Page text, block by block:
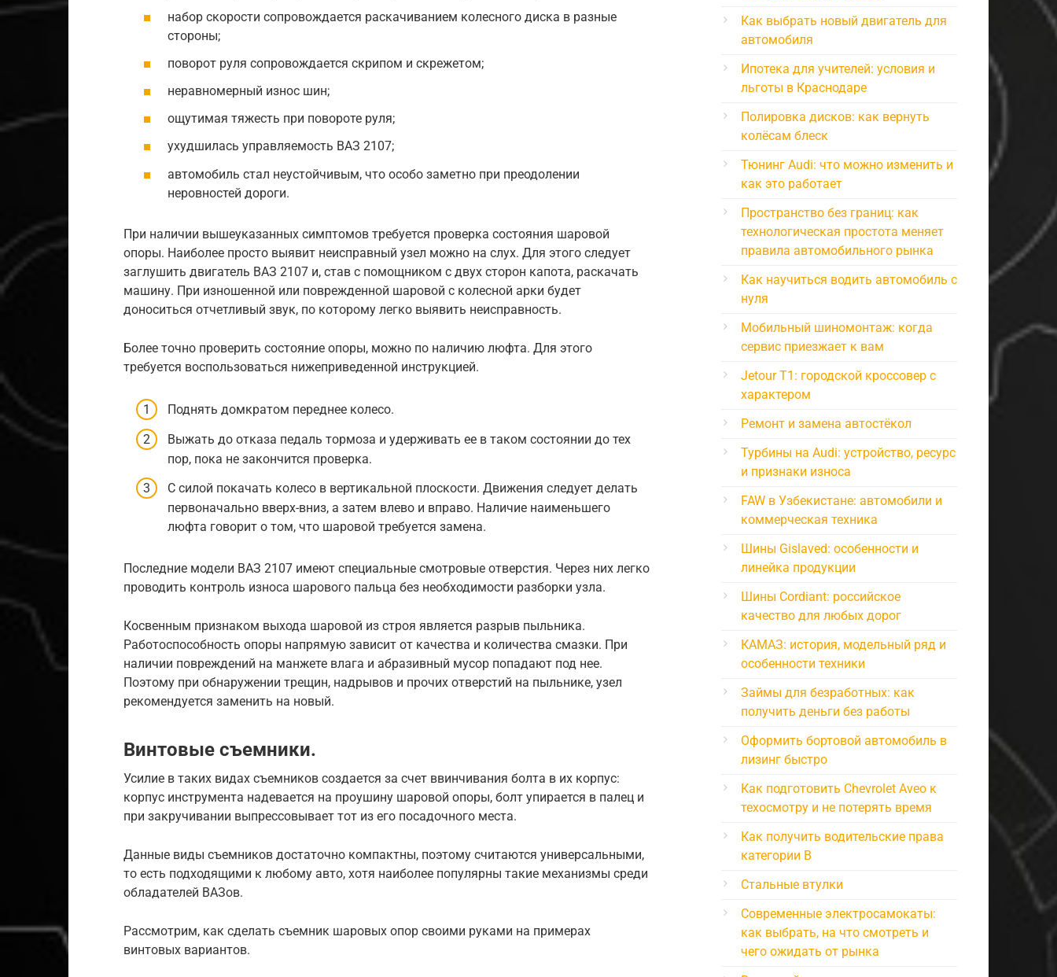
набор скорости сопровождается раскачиванием колесного диска в разные
стороны;
поворот руля сопровождается скрипом и скрежетом;
неравномерный износ шин;
ощутимая тяжесть при повороте руля;
ухудшилась управляемость ВАЗ 2107;
автомобиль стал неустойчивым, что особо заметно при преодолении
неровностей дороги.
При наличии вышеуказанных симптомов требуется проверка состояния шаровой
опоры. Наиболее просто выявит неисправный узел можно на слух. Для этого следует
заглушить двигатель ВАЗ 2107 и, став с помощником с двух сторон капота, раскачать
машину. При изношенной или поврежденной шаровой с колесной арки будет
доноситься отчетливый звук, по которому легко выявить неисправность.
Более точно проверить состояние опоры, можно по наличию люфта. Для этого
требуется воспользоваться нижеприведенной инструкцией.
Поднять домкратом переднее колесо.
Выжать до отказа педаль тормоза и удерживать ее в таком состоянии до тех
пор, пока не закончится проверка.
С силой покачать колесо в вертикальной плоскости. Движения следует делать
первоначально вверх-вниз, а затем влево и вправо. Наличие наименьшего
люфта говорит о том, что шаровой требуется замена.
Последние модели ВАЗ 2107 имеют специальные смотровые отверстия. Через них легко
проводить контроль износа шарового пальца без необходимости разборки узла.
Косвенным признаком выхода шаровой из строя является разрыв пыльника.
Работоспособность опоры напрямую зависит от качества и количества смазки. При
наличии повреждений на манжете влага и абразивный мусор попадают под нее.
Поэтому при обнаружении трещин, надрывов и прочих отверстий на пыльнике, узел
рекомендуется заменить на новый.
Винтовые съемники.
Усилие в таких видах съемников создается за счет ввинчивания болта в их корпус:
корпус инструмента надевается на проушину шаровой опоры, болт упирается в палец и
при закручивании выпрессовывает тот из его посадочного места.
Данные виды съемников достаточно компактны, поэтому считаются универсальными,
то есть подходящими к любому авто, хотя наиболее популярны такие механизмы среди
обладателей ВАЗов.
Рассмотрим, как сделать съемник шаровых опор своими руками на примерах
винтовых вариантов.
Как выбрать новый двигатель для
автомобиля
Ипотека для учителей: условия и
льготы в Краснодаре
Полировка дисков: как вернуть
колёсам блеск
Тюнинг Audi: что можно изменить и
как это работает
Пространство без границ: как
технологическая простота меняет
правила автомобильного рынка
Как научиться водить автомобиль с
нуля
Мобильный шиномонтаж: когда
сервис приезжает к вам
Jetour T1: городской кроссовер с
характером
Ремонт и замена автостёкол
Турбины на Audi: устройство, ресурс
и признаки износа
FAW в Узбекистане: автомобили и
коммерческая техника
Шины Gislaved: особенности и
линейка продукции
Шины Cordiant: российское
качество для любых дорог
КАМАЗ: история, модельный ряд и
особенности техники
Займы для безработных: как
получить деньги без работы
Оформить бортовой автомобиль в
лизинг быстро
Как подготовить Chevrolet Aveo к
техосмотру и не потерять время
Как получить водительские права
категории B
Стальные втулки
Современные электросамокаты:
как выбрать, на что смотреть и
чего ожидать от рынка